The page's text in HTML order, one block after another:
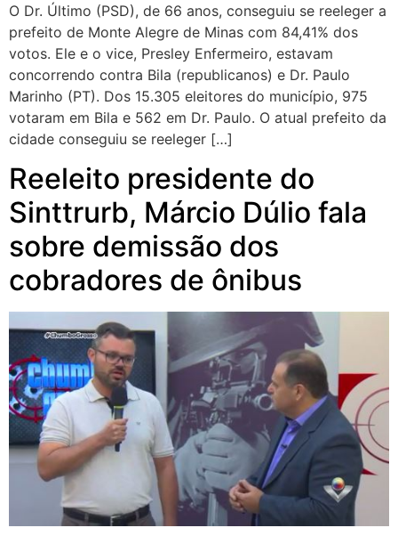
O Dr. Último (PSD), de 66 anos, conseguiu se reeleger a
prefeito de Monte Alegre de Minas com 84,41% dos
votos. Ele e o vice, Presley Enfermeiro, estavam
concorrendo contra Bila (republicanos) e Dr. Paulo
Marinho (PT). Dos 15.305 eleitores do município, 975
votaram em Bila e 562 em Dr. Paulo. O atual prefeito da
cidade conseguiu se reeleger […]
Reeleito presidente do
Sinttrurb, Márcio Dúlio fala
sobre demissão dos
cobradores de ônibus